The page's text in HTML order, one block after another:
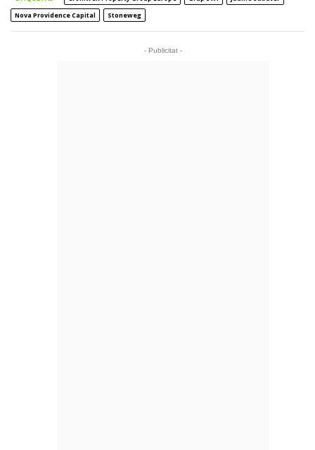
Nova Providence Capital
Stoneweg
- Publicitat -